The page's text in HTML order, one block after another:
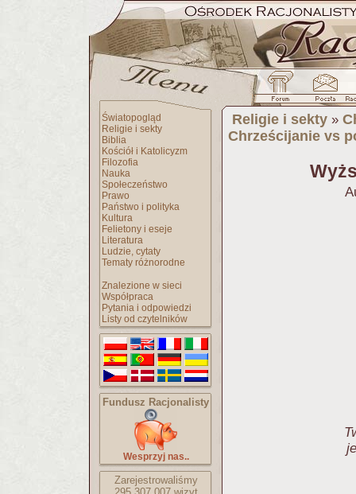
Światopogląd
Religie i sekty
Biblia
Kościół i Katolicyzm
Filozofia
Nauka
Społeczeństwo
Prawo
Państwo i polityka
Kultura
Felietony i eseje
Literatura
Ludzie, cytaty
Tematy różnorodne
Znalezione w sieci
Współpraca
Pytania i odpowiedzi
Listy od czytelników
Fundusz Racjonalisty
Wesprzyj nas..
Zarejestrowaliśmy
Religie i sekty »
Chrześcijanie vs